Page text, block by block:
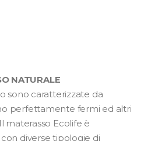
NATURALE
sono caratterizzate da
perfettamente fermi ed altri
materasso Ecolife è
diverse tipologie di